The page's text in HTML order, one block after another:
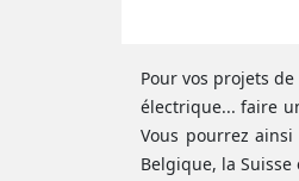
Pour vos projets
électrique... faire
Vous pourrez
Belgique, la